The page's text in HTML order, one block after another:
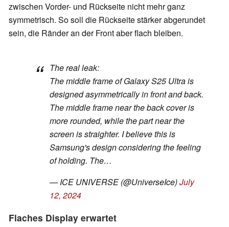
zwischen Vorder- und Rückseite nicht mehr ganz
symmetrisch. So soll die Rückseite stärker abgerundet
sein, die Ränder an der Front aber flach bleiben.
The real leak:
The middle frame of Galaxy S25 Ultra is
designed asymmetrically in front and back.
The middle frame near the back cover is
more rounded, while the part near the
screen is straighter. I believe this is
Samsung's design considering the feeling
of holding. The…
— ICE UNIVERSE (@UniverseIce)July
12, 2024
Flaches Display erwartet